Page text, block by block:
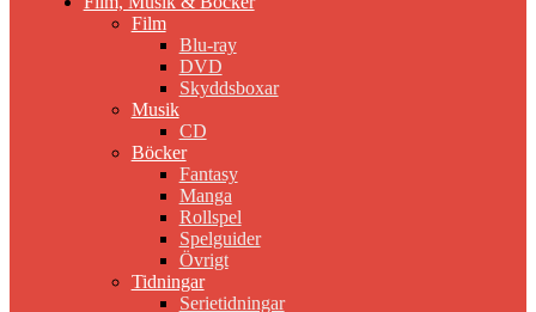
Film
Blu-ray
DVD
Skyddsboxar
Musik
CD
Böcker
Fantasy
Manga
Rollspel
Spelguider
Övrigt
Tidningar
Serietidningar